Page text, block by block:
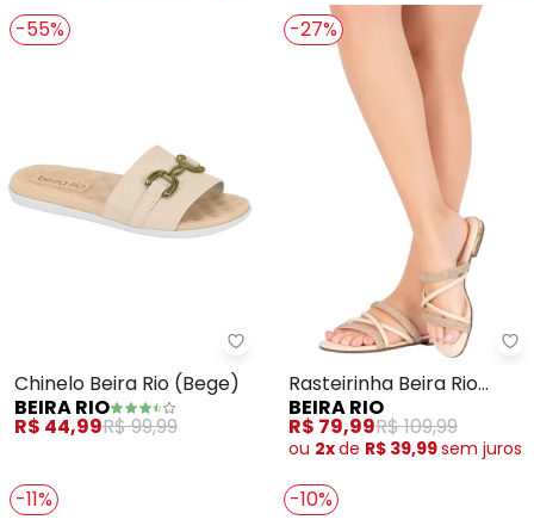
-55%
Beira Rio - Chinelo Beira Rio
Chinelo Beira Rio (Bege)
BEIRA RIO
R$ 44,99R$ 99,99
-27%
Rasteirinha Beira Rio
(Creme) com Strass
BEIRA RIO
R$ 79,99R$ 109,99
ou 2xde R$ 39,99sem juros
-11% -10%